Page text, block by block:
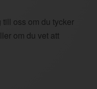
oss om du tycker
om du vet att